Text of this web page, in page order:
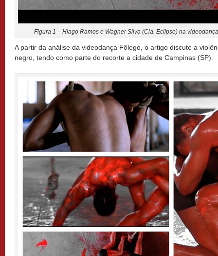
Figura 1 – Hiago Ramos e Wagner Silva (Cia. Eclipse) na
A partir da análise da videodança Fôlego, o artigo discute a
negro, tendo como parte do recorte a cidade de Campinas (SP).